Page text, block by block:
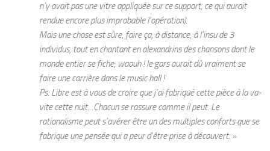
n’y avait pas une vitre appliquée sur ce support, ce qui aurait
rendue encore plus improbable l’opération).
Mais une chose est sûre, faire ça, à distance, à l’insu de 3
individus, tout en chantant en alexandrins des chansons dont le
monde entier se fiche, waouh ! le gars aurait dû vraiment se
faire une carrière dans le music hall !
Ps: Libre est à vous de croire que j’ai fabriqué cette pièce à la va-
vite cette nuit…Chacun se rassure comme il peut. Le
rationalisme peut s’avérer être un des multiples conforts que se
fabrique une pensée qui a peur d’être prise à découvert. »